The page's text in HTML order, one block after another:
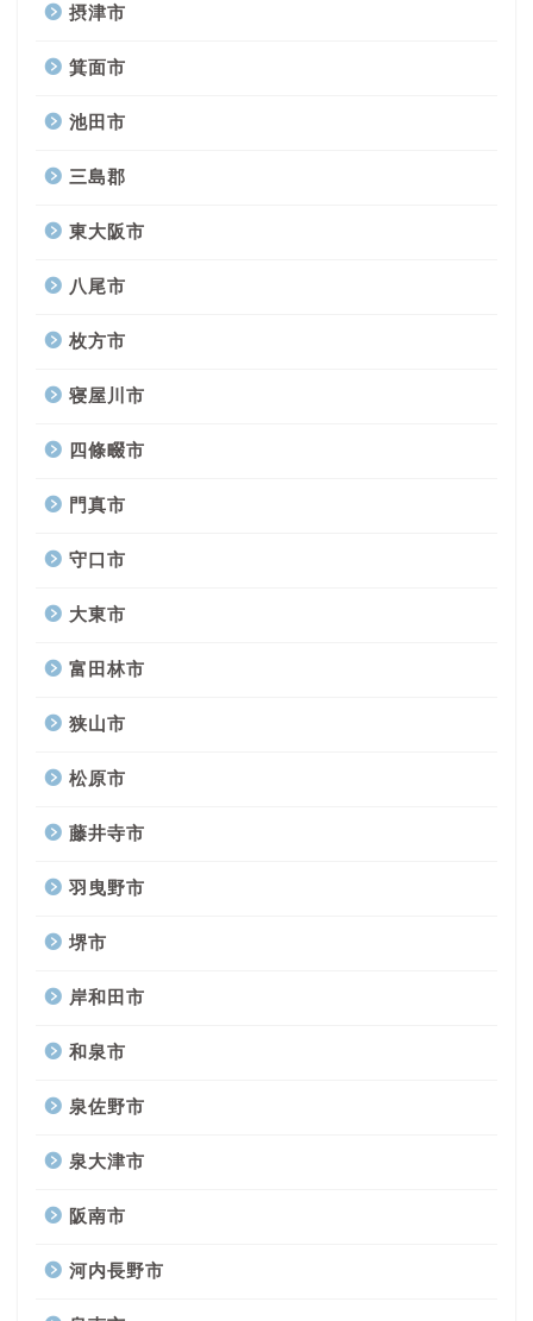
摂津市
箕面市
池田市
三島郡
東大阪市
八尾市
枚方市
寝屋川市
四條畷市
門真市
守口市
大東市
富田林市
狭山市
松原市
藤井寺市
羽曳野市
堺市
岸和田市
和泉市
泉佐野市
泉大津市
阪南市
河内長野市